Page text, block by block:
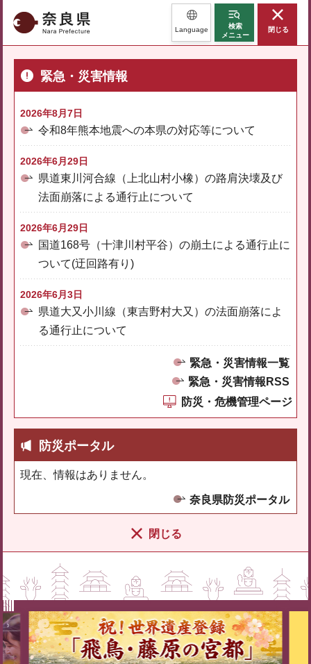
奈良県 Language
検索
メニュー
閉じる
緊急・災害情報
2026年8月7日
令和8年熊本地震への本県の対応等について
2026年6月29日
県道東川河合線（上北山村小橡）の路肩決壊及び
法面崩落による通行止について
2026年6月29日
国道168号（十津川村平谷）の崩土による通行止に
ついて(迂回路有り)
2026年6月3日
県道大又小川線（東吉野村大又）の法面崩落によ
る通行止について
緊急・災害情報一覧
緊急・災害情報RSS
防災・危機管理ページ
防災ポータル
現在、情報はありません。
奈良県防災ポータル
閉じる